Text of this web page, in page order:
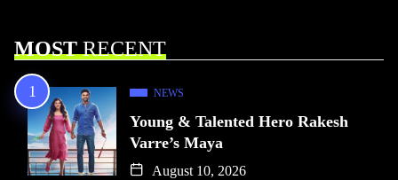
MOSTRECENT
NEWS
Young & Talented Hero Rakesh
Varre’s Maya
August 10, 2026